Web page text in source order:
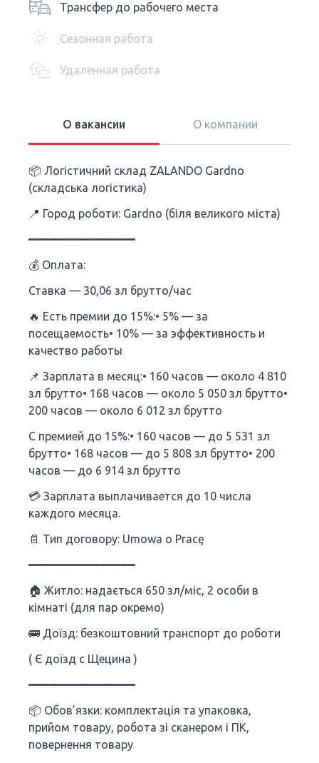
Трансфер до рабочего места
Сезонная работа
Удаленная работа
О вакансии О компании
📦 Логістичний склад ZALANDO Gardno
(складська логістика)
📍 Город роботи: Gardno (біля великого міста)
━━━━━━━━━━━━━━━
💰 Оплата:
Ставка — 30,06 зл брутто/час
🔥 Есть премии до 15%:• 5% — за
посещаемость• 10% — за эффективность и
качество работы
📌 Зарплата в месяц:• 160 часов — около 4 810
зл брутто• 168 часов — около 5 050 зл брутто•
200 часов — около 6 012 зл брутто
С премией до 15%:• 160 часов — до 5 531 зл
брутто• 168 часов — до 5 808 зл брутто• 200
часов — до 6 914 зл брутто
💳 Зарплата выплачивается до 10 числа
каждого месяца.
📄 Тип договору: Umowa o Pracę
━━━━━━━━━━━━━━━
🏠 Житло: надається 650 зл/міс, 2 особи в
кімнаті (для пар окремо)
🚌 Доїзд: безкоштовний транспорт до роботи
( Є доїзд с Щецина )
━━━━━━━━━━━━━━━
📦 Обов’язки: комплектація та упаковка,
прийом товару, робота зі сканером і ПК,
повернення товару